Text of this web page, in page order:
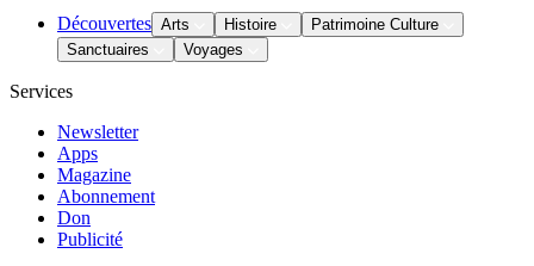
Découvertes Arts Histoire
Patrimoine Culture
Sanctuaires
Voyages
Services
Newsletter
Apps
Magazine
Abonnement
Don
Publicité